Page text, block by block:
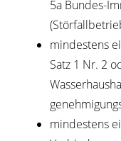
5a Bundes-
mindestens
Satz 1 Nr. 2
mindestens